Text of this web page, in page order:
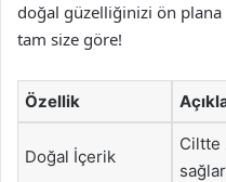
doğal güzelliğinizi ön plana
tam size göre!
Özellik
Doğal İçerik
Ciltte